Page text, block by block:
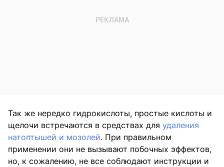
Так же нередко гидрокислоты, простые кислоты и
щелочи встречаются в средствах для удаления
натоптышей и мозолей. При правильном
применении они не вызывают побочных эффектов,
но, к сожалению, не все соблюдают инструкции и